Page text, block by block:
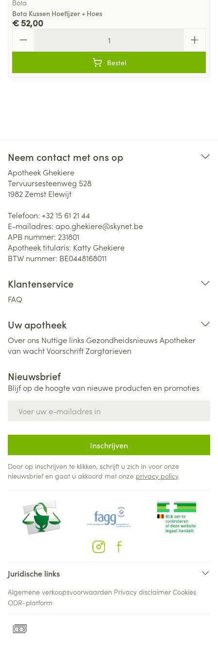
Bota
Bota Kussen Hoefijzer + Hoes
€ 52,00
Bestel
Neem contact met ons op
Apotheek Ghekiere
Tervuursesteenweg 528
1982 Zemst Elewijt
Telefoon: +32 15 61 21 44
E-mailadres: apo.ghekiere@skynet.be
APB nummer: 231801
Apotheek titularis: Katty Ghekiere
BTW nummer: BE0448168011
Klantenservice
FAQ
Uw apotheek
Over ons Nuttige links Gezondheidsnieuws Apotheker
van wachtVoorschriftZorgtarieven
Nieuwsbrief
Blijf op de hoogte van nieuwe producten en promoties
Inschrijven
Door op inschrijven te klikken, schrijft u zich in voor onze
nieuwsbrief en gaat u akkoord met onze privacy policy.
Juridische links
Algemene verkoopsvoorwaarden Privacy disclaimer Cookies
ODR-platform